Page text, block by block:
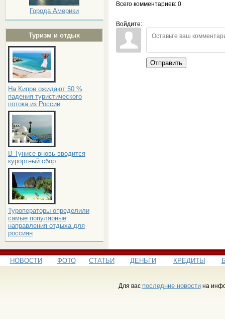
Города Америки
Туризм и отдых
На Кипре ожидают 50 %
падения туристического
потока из России
В Тунисе вновь вводится
курортный сбор
Туроператоры определили
самые популярные
направления отдыха для
россиян
Всего комментариев: 0
Войдите:
Отправить
НОВОСТИ ФОТО СТАТЬИ ДЕНЬГИ КРЕДИТЫ
Для вас последние новостина